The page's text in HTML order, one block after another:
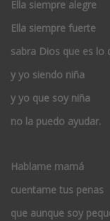
Ella siempre alegre
Ella siempre fuerte
sabra Dios que es lo
y yo siendo niña
y yo que soy niña
no la puedo ayudar.
Hablame mamá
cuentame tus penas
que aunque soy